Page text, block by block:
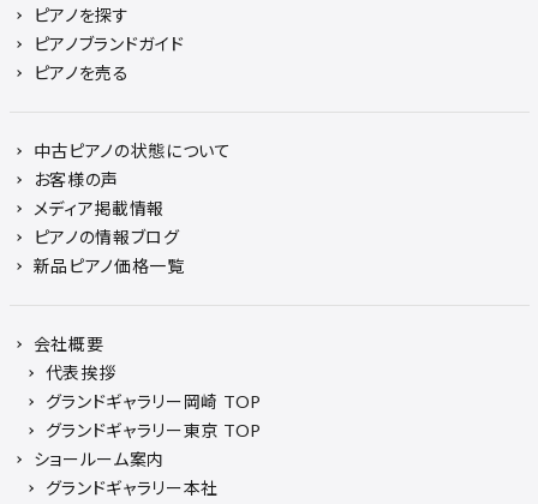
ピアノを探す
ピアノブランドガイド
ピアノを売る
中古ピアノの状態について
お客様の声
メディア掲載情報
ピアノの情報ブログ
新品ピアノ価格一覧
会社概要
代表挨拶
グランドギャラリー岡崎 TOP
グランドギャラリー東京 TOP
ショールーム案内
グランドギャラリー本社